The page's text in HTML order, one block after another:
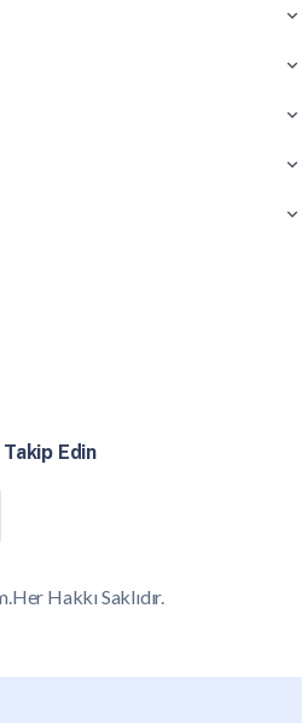
Takip Edin
Hakkı Saklıdır.